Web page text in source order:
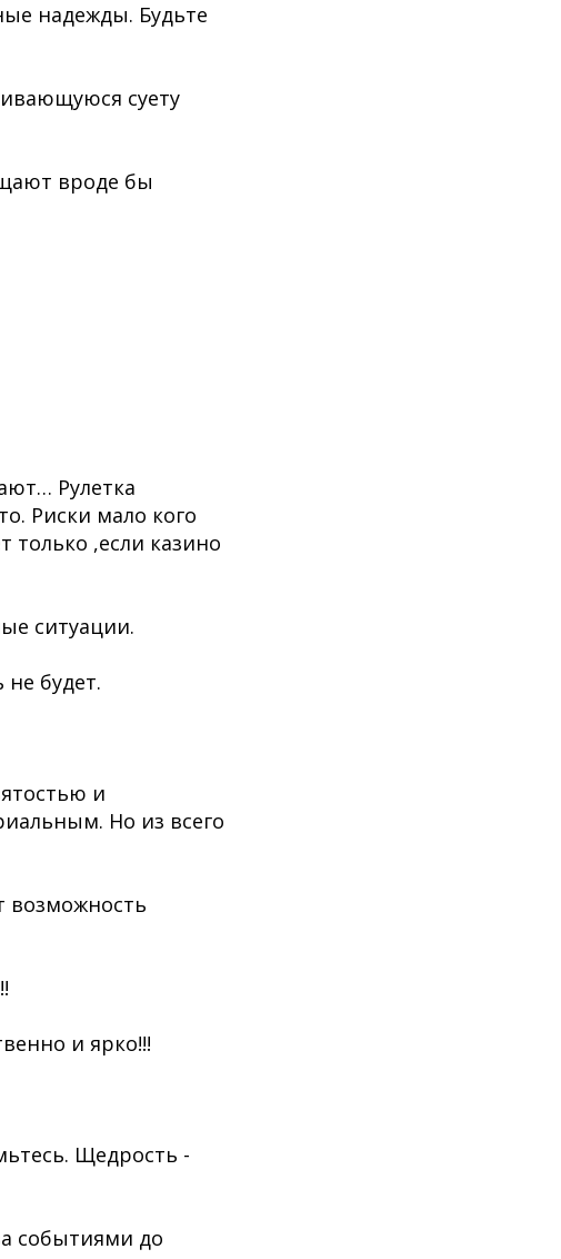
надежды. Будьте
суету
вроде бы
Рулетка
Риски мало кого
только ,если казино
ситуации.
будет.
и
Но из всего
возможность
и ярко!!!
Щедрость -
событиями до